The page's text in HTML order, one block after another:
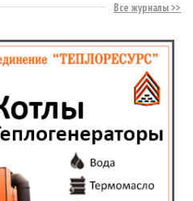
Все журналы